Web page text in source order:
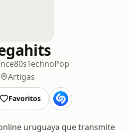
80sTechnoPop
Artigas
Favoritos
uruguaya que transmite